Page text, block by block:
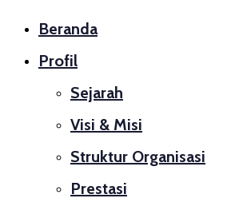
Beranda
Profil
Sejarah
Visi & Misi
Struktur Organisasi
Prestasi